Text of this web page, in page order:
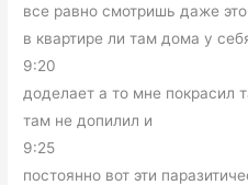
все равно смотришь даже
в квартире ли там дома у
9:20
доделает а то мне покрасил
там не допилил и
9:25
постоянно вот эти